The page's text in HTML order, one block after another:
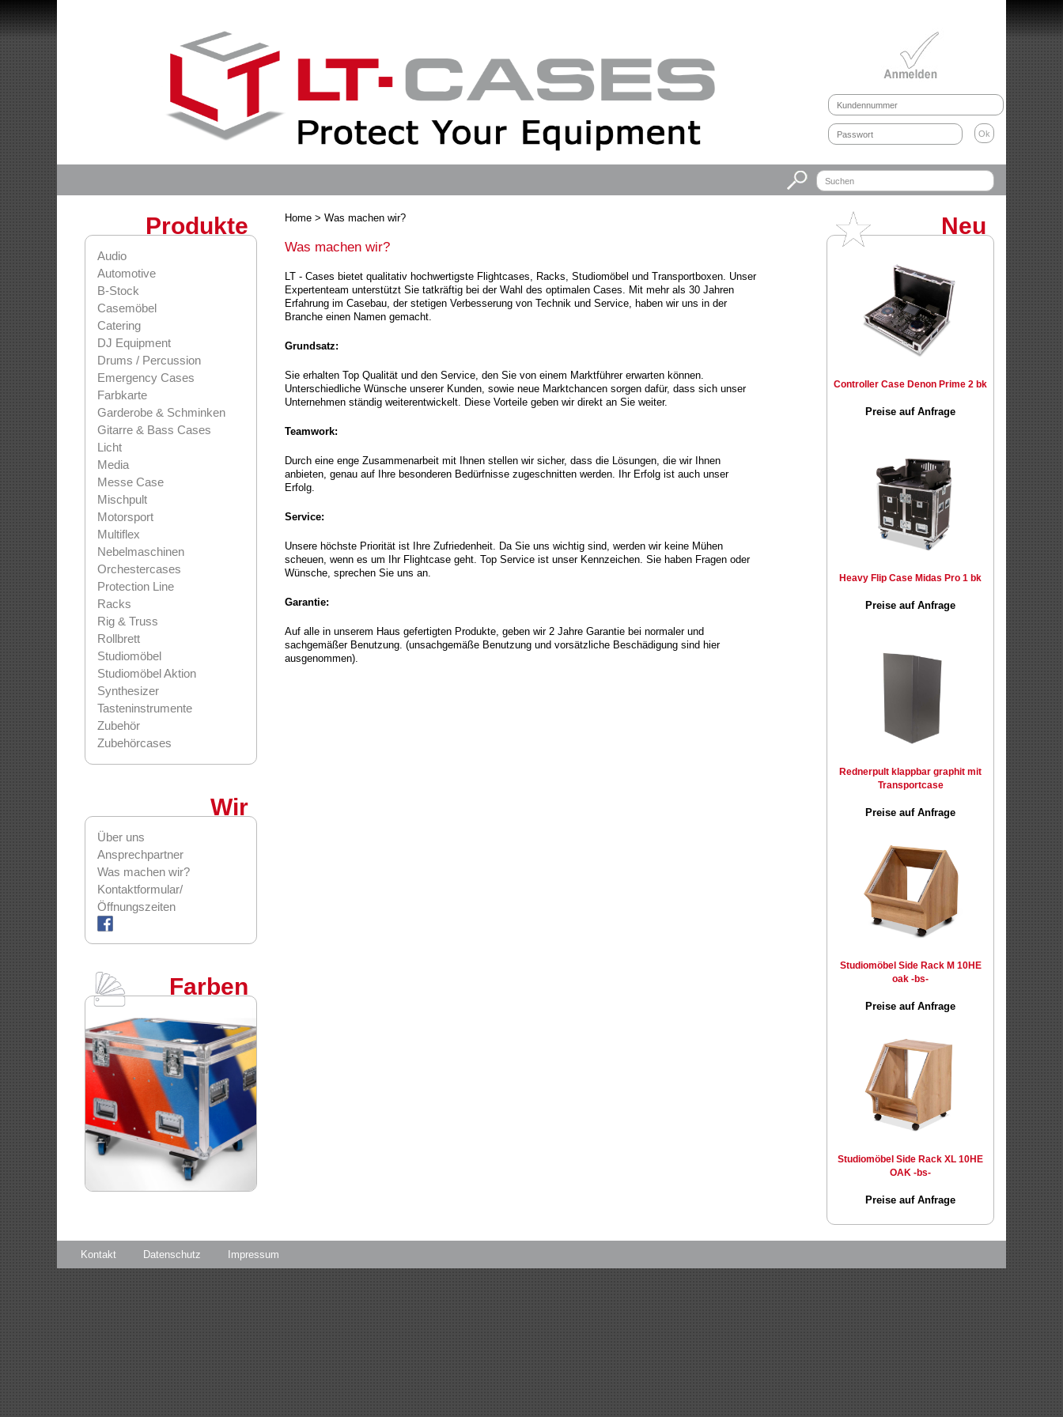
Produkte
Audio
Automotive
B-Stock
Casemöbel
Catering
DJ Equipment
Drums / Percussion
Emergency Cases
Farbkarte
Garderobe & Schminken
Gitarre & Bass Cases
Licht
Media
Messe Case
Mischpult
Motorsport
Multiflex
Nebelmaschinen
Orchestercases
Protection Line
Racks
Rig & Truss
Rollbrett
Studiomöbel
Studiomöbel Aktion
Synthesizer
Tasteninstrumente
Zubehör
Zubehörcases
Wir
Über uns
Ansprechpartner
Was machen wir?
Kontaktformular/
Öffnungszeiten
Farben
Home > Was machen wir?
Was machen wir?
LT - Cases bietet qualitativ hochwertigste Flightcases, Racks, Studiomöbel und Transportboxen. Unser
Expertenteam unterstützt Sie tatkräftig bei der Wahl des optimalen Cases. Mit mehr als 30 Jahren
Erfahrung im Casebau, der stetigen Verbesserung von Technik und Service, haben wir uns in der
Branche einen Namen gemacht.
Grundsatz:
Sie erhalten Top Qualität und den Service, den Sie von einem Marktführer erwarten können.
Unterschiedliche Wünsche unserer Kunden, sowie neue Marktchancen sorgen dafür, dass sich unser
Unternehmen ständig weiterentwickelt. Diese Vorteile geben wir direkt an Sie weiter.
Teamwork:
Durch eine enge Zusammenarbeit mit Ihnen stellen wir sicher, dass die Lösungen, die wir Ihnen
anbieten, genau auf Ihre besonderen Bedürfnisse zugeschnitten werden. Ihr Erfolg ist auch unser
Erfolg.
Service:
Unsere höchste Priorität ist Ihre Zufriedenheit. Da Sie uns wichtig sind, werden wir keine Mühen
scheuen, wenn es um Ihr Flightcase geht. Top Service ist unser Kennzeichen. Sie haben Fragen oder
Wünsche, sprechen Sie uns an.
Garantie:
Auf alle in unserem Haus gefertigten Produkte, geben wir 2 Jahre Garantie bei normaler und
sachgemäßer Benutzung. (unsachgemäße Benutzung und vorsätzliche Beschädigung sind hier
ausgenommen).
Neu
Controller Case Denon Prime 2 bk
Preise auf Anfrage
Heavy Flip Case Midas Pro 1 bk
Preise auf Anfrage
Rednerpult klappbar graphit mit
Transportcase
Preise auf Anfrage
Studiomöbel Side Rack M 10HE
oak -bs-
Preise auf Anfrage
Studiomöbel Side Rack XL 10HE
OAK -bs-
Preise auf Anfrage
Kontakt Datenschutz Impressum